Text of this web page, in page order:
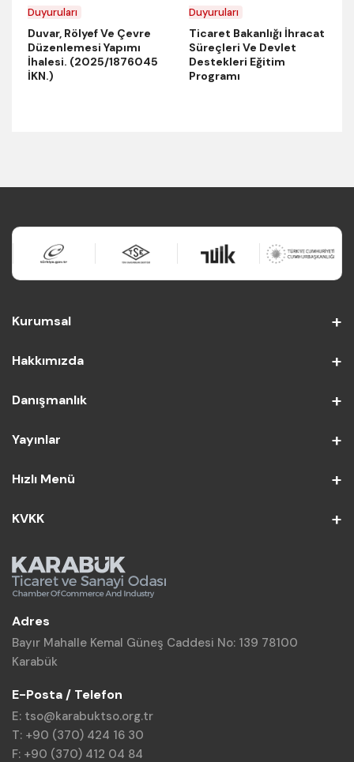
Duyuruları
Duvar, Rölyef Ve Çevre
Düzenlemesi Yapımı
İhalesi. (2025/1876045
İKN.)
Duyuruları
Ticaret Bakanlığı İhracat
Süreçleri Ve Devlet
Destekleri Eğitim
Programı
Kurumsal
Hakkımızda
Danışmanlık
Yayınlar
Hızlı Menü
KVKK
Adres
Bayır Mahalle Kemal Güneş Caddesi No: 139 78100
Karabük
E-Posta / Telefon
E: tso@karabuktso.org.tr
T: +90 (370) 424 16 30
F: +90 (370) 412 04 84